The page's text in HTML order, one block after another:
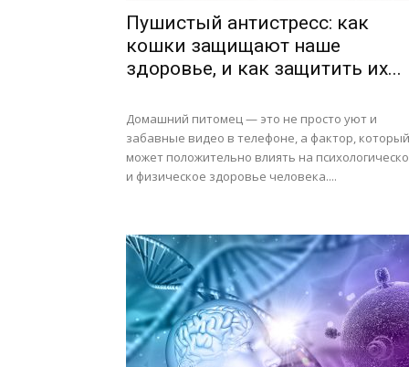
Пушистый антистресс: как
кошки защищают наше
здоровье, и как защитить их...
Домашний питомец — это не просто уют и
забавные видео в телефоне, а фактор, который
может положительно влиять на
и физическое здоровье человека....